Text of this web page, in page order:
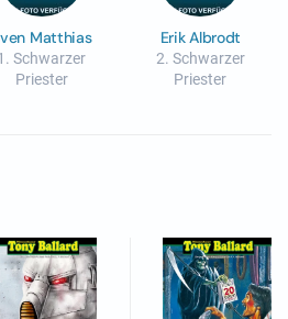
Matthias
Schwarzer
Priester
Erik Albrodt
2. Schwarzer
Priester